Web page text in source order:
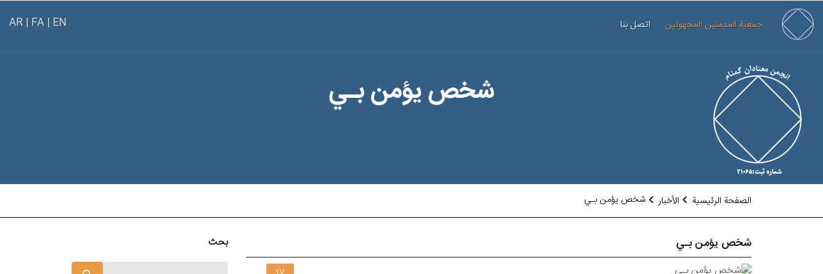
EN |
FA |
AR جمعية المدمنين المجهولين اتصل بنا
شخص يؤمن بـي
الصفحة الرئيسية الأخبار شخص يؤمن بـي
شخص يؤمن بـي بحث